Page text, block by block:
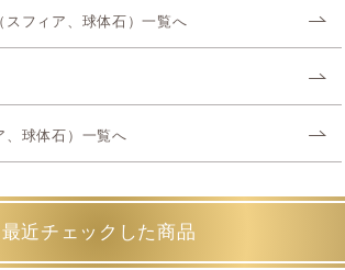
スフィア、球体石）一覧へ
、球体石）一覧へ
最近チェックした商品